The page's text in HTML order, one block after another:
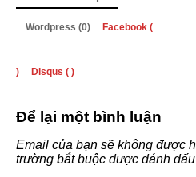
Wordpress (0) Facebook (
) Disqus ( )
Để lại một bình luận
Email của bạn sẽ không được
trường bắt buộc được đánh dấu